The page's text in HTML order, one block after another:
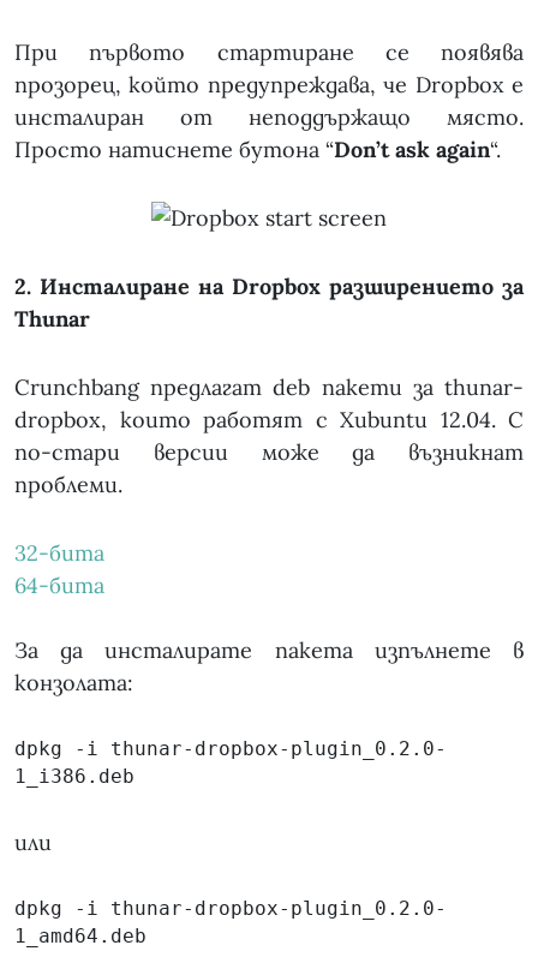
При първото стартиране се появява
прозорец, който предупреждава, че Dropbox е
инсталиран от неподдържащо място.
Просто натиснете бутона “Don’t ask again“.
2. Инсталиране на Dropbox разширението за
Thunar
Crunchbang предлагат deb пакети за thunar-
dropbox, които работят с Xubuntu 12.04. С
по-стари версии може да възникнат
проблеми.
32-бита
64-бита
За да инсталирате пакета изпълнете в
конзолата:
dpkg -i thunar-dropbox-plugin_0.2.0-
1_i386.deb
или
dpkg -i thunar-dropbox-plugin_0.2.0-
1_amd64.deb